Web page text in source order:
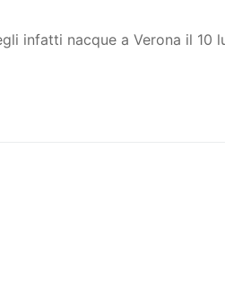
infatti nacque a Verona il 10